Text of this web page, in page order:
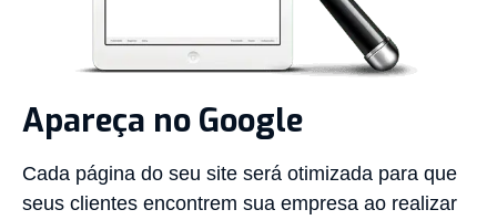
Apareça no Google
Cada página do seu site será otimizada para que
seus clientes encontrem sua empresa ao realizar